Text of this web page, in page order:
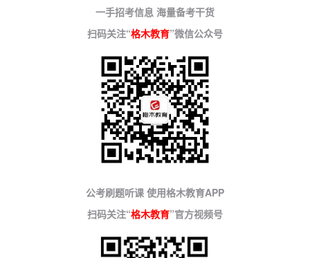
一手招考信息 海量备考干货
扫码关注“格木教育”微信公众号
公考刷题听课 使用格木教育APP
扫码关注“格木教育”官方视频号